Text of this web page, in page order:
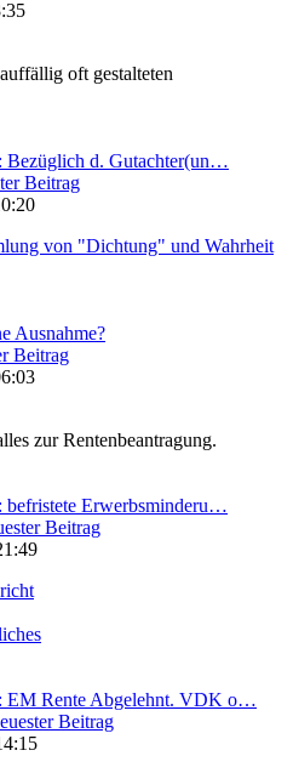
oft gestalteten
Bezüglich d. Gutachter(un…
Beitrag
von "Dichtung" und Wahrheit
Ausnahme?
Beitrag
zur Rentenbeantragung.
befristete Erwerbsminderu…
Beitrag
EM Rente Abgelehnt. VDK o…
Beitrag